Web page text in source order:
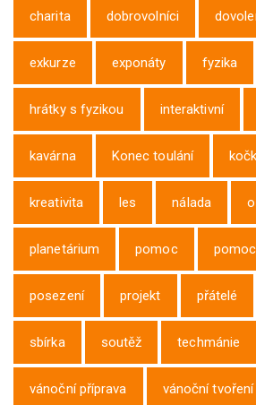
charita dobrovolníci
exkurze exponáty fyzika
hrátky s fyzikou interaktivní
kavárna Konec toulání
kreativita les nálada
planetárium pomoc
posezení projekt přátelé
sbírka soutěž techmánie
vánoční příprava vánoční tvoření